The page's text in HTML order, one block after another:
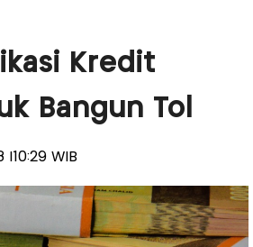
Kredit
Bangun Tol
|10:29 WIB